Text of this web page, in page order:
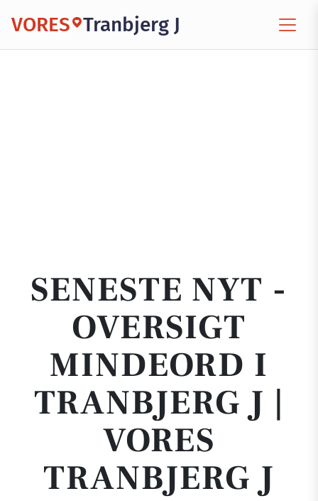
VORES Tranbjerg J
SENESTE NYT -
OVERSIGT
MINDEORD I
TRANBJERG J |
VORES
TRANBJERG J